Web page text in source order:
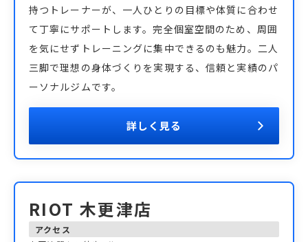
持つトレーナーが、一人ひとりの目標や体質に合わせ
て丁寧にサポートします。完全個室空間のため、周囲
を気にせずトレーニングに集中できるのも魅力。二人
三脚で理想の身体づくりを実現する、信頼と実績のパ
ーソナルジムです。
詳しく見る
RIOT 木更津店
アクセス